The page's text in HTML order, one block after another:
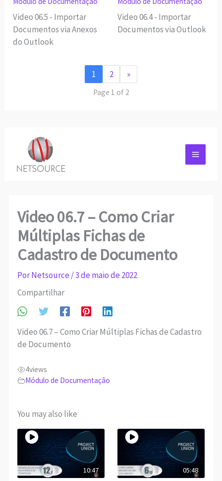
Video 06.5 - Importar
Documentos via Anexos
do Outlook
Video 06.4 - Importar
Documentos via Outlook
1 2 »
Page 1 of 2
Video 06.7 – Como Criar
Múltiplas Fichas de
Cadastro de Documento
PorNetsource /3 de maio de 2022
Compartilhar
Video 06.7 – Como Criar Múltiplas Fichas de Cadastro
de Documento
4views
Módulo de Documentação
You may also like
10:47 05:48